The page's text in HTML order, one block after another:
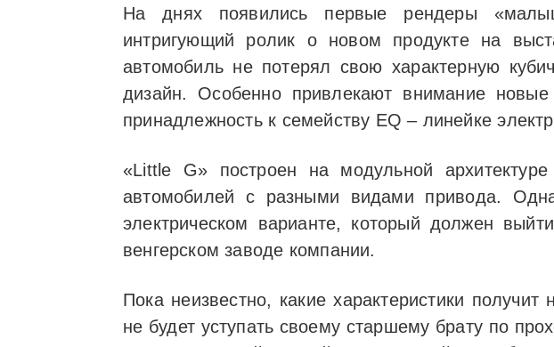
На днях появились первые рендеры
интригующий ролик о новом продукте на
автомобиль не потерял свою характерную
дизайн. Особенно привлекают внимание
принадлежность к семейству EQ – линейке
«Little G» построен на модульной
автомобилей с разными видами привода.
электрическом варианте, который должен
венгерском заводе компании.
Пока неизвестно, какие характеристики
не будет уступать своему старшему брату по